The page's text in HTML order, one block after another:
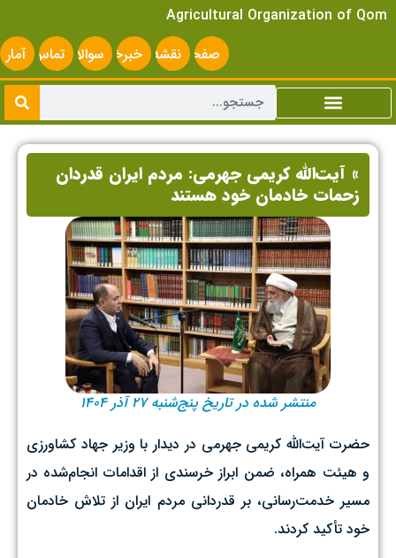
Agricultural Organization of Qom
صفحه
اصلی
نقشه
سایت
خبرخوانسوالات
متداول
تماس
با ما
آمار
» آیت‌الله کریمی جهرمی: مردم ایران قدردان
زحمات خادمان خود هستند
منتشر شده در تاریخ پنج‌شنبه ۲۷ آذر ۱۴۰۴
حضرت آیت‌الله کریمی جهرمی در دیدار با وزیر جهاد کشاورزی
و هیئت همراه، ضمن ابراز خرسندی از اقدامات انجام‌شده در
مسیر خدمت‌رسانی، بر قدردانی مردم ایران از تلاش خادمان
خود تأکید کردند.